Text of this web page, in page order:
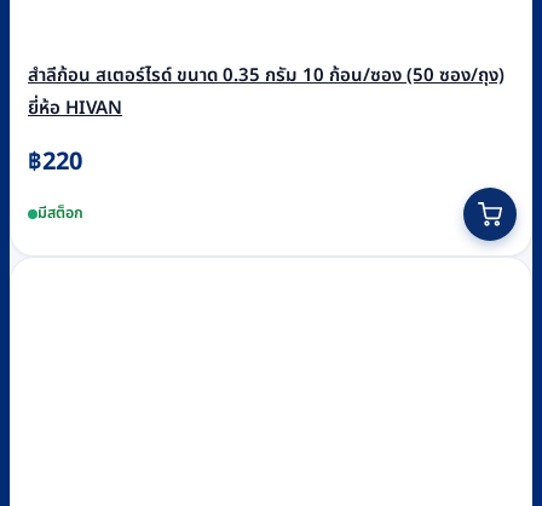
สำลีก้อน สเตอร์ไรด์ ขนาด 0.35 กรัม 10 ก้อน/ซอง (50 ซอง/ถุง)
ยี่ห้อ HIVAN
฿220
มีสต็อก